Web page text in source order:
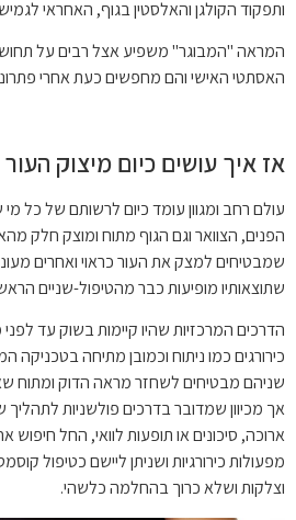
ותפקוד הקולגן והאלסטין בגוף, האחראי
המראה "המבוגר" משפיע אצל רבים על תחושת
האסתטי האישי והם מחפשים כעת אחרי
אז איך עושים כיום מיצוק
עולם רחב ומגוון עומד כיום לרשותם של כל
הפנים, הצוואר וגם הגוף מתוח ומוצק חלק
שמבטיחים למצק את העור כראוי ואחרים
שתוצאותיו מופיעות כבר מהטיפול-שניים
הדרכים המרכזיות שהיו קיימות בשוק עד
כירורגים כמו ניתוח וכמובן מתיחה
שניהם מבטיחים לשחזר מראה הדוק ומתוח
אך מכיוון שמדובר בדרכים פולשניות
ארוכה, סיכונים או תופעות לוואי, החל
מפעולות כירורגיות ושניתן ליישם כטיפול
וצלקות ושלא כרוך בהחלמה כלשהי.